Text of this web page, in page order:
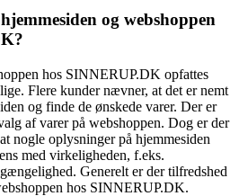
og webshoppen
hos SINNERUP.DK opfattes
Flere kunder nævner, at det er nemt
og finde de ønskede varer. Der er
af varer på webshoppen. Dog er der
nogle oplysninger på hjemmesiden
med virkeligheden, f.eks.
Generelt er der tilfredshed
hos SINNERUP.DK.